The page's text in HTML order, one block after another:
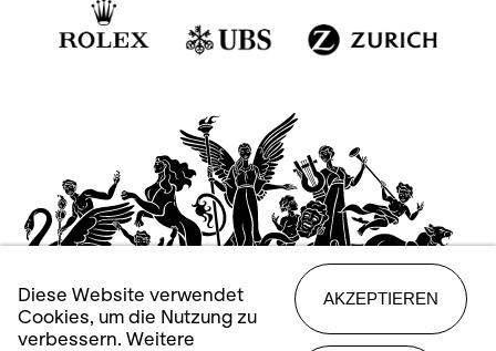
Diese Website verwendet
Cookies, um die Nutzung zu
verbessern. Weitere
AKZEPTIEREN